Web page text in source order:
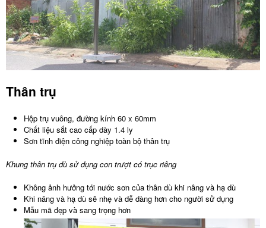
Thân trụ
Hộp trụ vuông, đường kính 60 x 60mm
Chất liệu sắt cao cấp dày 1.4 ly
Sơn tĩnh điện công nghiệp toàn bộ thân trụ
Khung thân trụ dù sử dụng con trượt có trục riêng
Không ảnh hưởng tới nước sơn của thân dù khi nâng và hạ dù
Khi nâng và hạ dù sẽ nhẹ và dễ dàng hơn cho người sử dụng
Mẫu mã đẹp và sang trọng hơn